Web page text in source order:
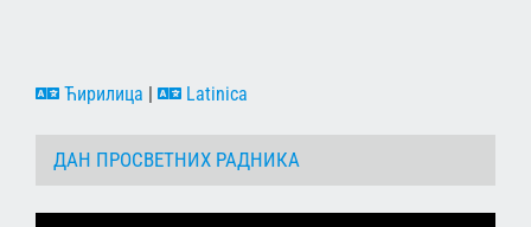
Ћирилица | Latinica
ДАН ПРОСВЕТНИХ РАДНИКА